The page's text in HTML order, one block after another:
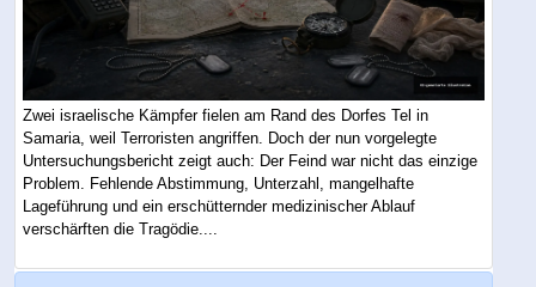
Zwei israelische Kämpfer fielen am Rand des Dorfes Tel in
Samaria, weil Terroristen angriffen. Doch der nun vorgelegte
Untersuchungsbericht zeigt auch: Der Feind war nicht das einzige
Problem. Fehlende Abstimmung, Unterzahl, mangelhafte
Lageführung und ein erschütternder medizinischer Ablauf
verschärften die Tragödie....